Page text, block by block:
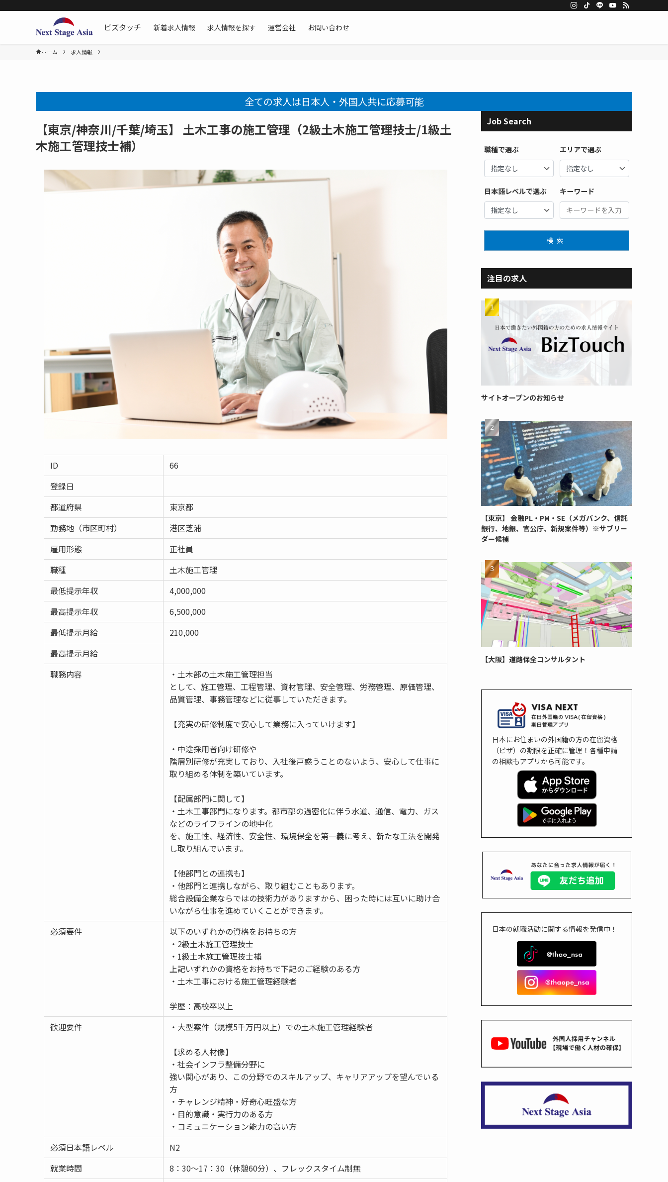
ビズタッチ
新着求人情報 求人情報を探す 運営会社 お問い合わせ
ホーム 求人情報
全ての求人は日本人・外国人共に応募可能
【東京/神奈川/千葉/埼玉】 土木工事の施工管理（2級土木施工管理技士/1級土
木施工管理技士補）
ID
66
登録日
都道府県
東京都
勤務地（市区町村）
港区芝浦
雇用形態
正社員
職種
土木施工管理
最低提示年収
4,000,000
最高提示年収
6,500,000
最低提示月給
210,000
最高提示月給
職務内容
・土木部の土木施工管理担当
として、施工管理、工程管理、資材管理、安全管理、労務管理、原価管理、
品質管理、事務管理などに従事していただきます。
【充実の研修制度で安心して業務に入っていけます】
・中途採用者向け研修や
階層別研修が充実しており、入社後戸惑うことのないよう、安心して仕事に
取り組める体制を築いています。
【配属部門に関して】
・土木工事部門になります。都市部の過密化に伴う水道、通信、電力、ガス
などのライフラインの地中化
を、施工性、経済性、安全性、環境保全を第一義に考え、新たな工法を開発
し取り組んでいます。
【他部門との連携も】
・他部門と連携しながら、取り組むこともあります。
総合設備企業ならではの技術力がありますから、困った時には互いに助け合
いながら仕事を進めていくことができます。
必須要件
以下のいずれかの資格をお持ちの方
・2級土木施工管理技士
・1級土木施工管理技士補
上記いずれかの資格をお持ちで下記のご経験のある方
・土木工事における施工管理経験者
学歴：高校卒以上
歓迎要件
・大型案件（規模5千万円以上）での土木施工管理経験者
【求める人材像】
・社会インフラ整備分野に
強い関心があり、この分野でのスキルアップ、キャリアアップを望んでいる
方
・チャレンジ精神・好奇心旺盛な方
・目的意識・実行力のある方
・コミュニケーション能力の高い方
必須日本語レベル
N2
就業時間
8：30〜17：30（休憩60分）、フレックスタイム制無
Job Search
職種で選ぶ エリアで選ぶ
日本語レベルで選ぶ キーワード
検索
注目の求人
サイトオープンのお知らせ
【東京】 金融PL・PM・SE（メガバンク、信託
銀行、地銀、官公庁、新規案件等）※サブリー
ダー候補
【大阪】道路保全コンサルタント
日本にお住まいの外国籍の方の在留資格
（ビザ）の期限を正確に管理！各種申請
の相談もアプリから可能です。
日本の就職活動に関する情報を発信中！